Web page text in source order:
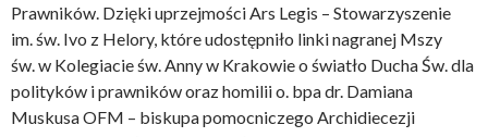
Prawników. Dzięki uprzejmości Ars Legis – Stowarzyszenie
im. św. Ivo z Helory, które udostępniło linki nagranej Mszy
św. w Kolegiacie św. Anny w Krakowie o światło Ducha Św. dla
polityków i prawników oraz homilii o. bpa dr. Damiana
Muskusa OFM – biskupa pomocniczego Archidiecezji